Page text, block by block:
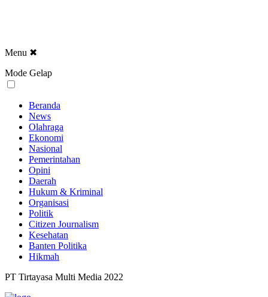
Menu ✖
Mode Gelap
Beranda
News
Olahraga
Ekonomi
Nasional
Pemerintahan
Opini
Daerah
Hukum & Kriminal
Organisasi
Politik
Citizen Journalism
Kesehatan
Banten Politika
Hikmah
PT Tirtayasa Multi Media 2022